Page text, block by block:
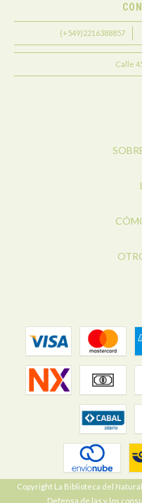
(+549)2216388857
Calle
Copyright La Biblioteca del
Defensa de las y los